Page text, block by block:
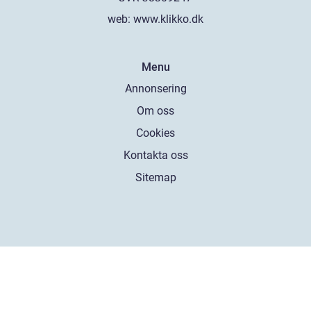
web: www.klikko.dk
Menu
Annonsering
Om oss
Cookies
Kontakta oss
Sitemap